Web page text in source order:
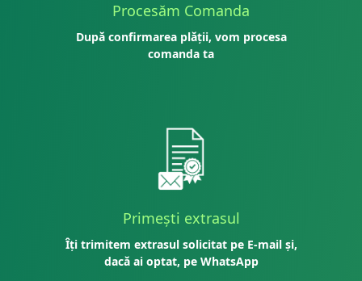
Procesăm Comanda
După confirmarea plății, vom procesa
comanda ta
Primești extrasul
Îți trimitem extrasul solicitat pe E-mail și,
dacă ai optat, pe WhatsApp